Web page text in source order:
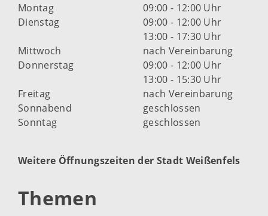
Montag
09:00 - 12:00 Uhr
Dienstag
09:00 - 12:00 Uhr
13:00 - 17:30 Uhr
Mittwoch
nach Vereinbarung
Donnerstag
09:00 - 12:00 Uhr
13:00 - 15:30 Uhr
Freitag
nach Vereinbarung
Sonnabend
geschlossen
Sonntag
geschlossen
Weitere Öffnungszeiten der Stadt Weißenfels
Themen